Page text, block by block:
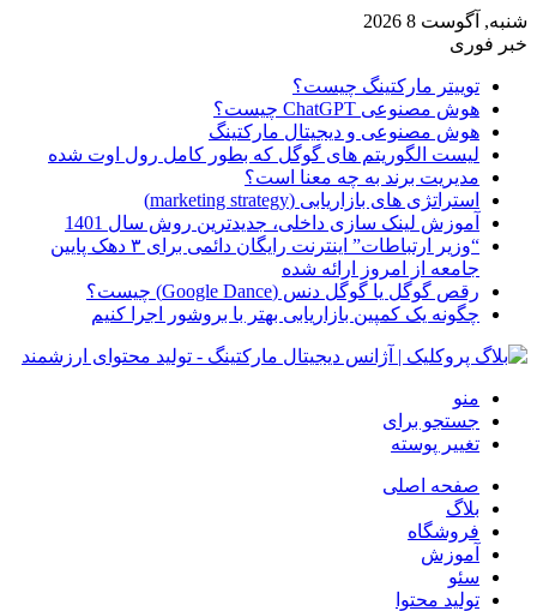
شنبه, آگوست 8 2026
خبر فوری
توییتر مارکتینگ چیست؟
هوش مصنوعی ChatGPT چیست؟
هوش مصنوعی و دیجیتال مارکتینگ
لیست الگوریتم های گوگل که بطور کامل رول اوت شده
مدیریت برند به چه معنا است؟
استراتژی های بازاریابی (marketing strategy)
آموزش لینک سازی داخلی، جدیدترین روش سال 1401
“وزیر ارتباطات” اینترنت رایگان دائمی برای ۳ دهک پایین
جامعه از امروز ارائه شده
رقص گوگل یا گوگل دنس (Google Dance) چیست؟
چگونه یک کمپین بازاریابی بهتر با بروشور اجرا کنیم
منو
جستجو برای
تغییر پوسته
صفحه اصلی
بلاگ
فروشگاه
آموزش
سئو
تولید محتوا